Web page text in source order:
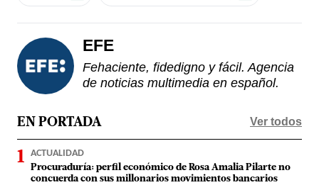
EFE
Fehaciente, fidedigno y fácil. Agencia
de noticias multimedia en español.
EN PORTADA Ver todos
ACTUALIDAD
Procuraduría: perfil económico de Rosa Amalia Pilarte no
concuerda con sus millonarios movimientos bancarios